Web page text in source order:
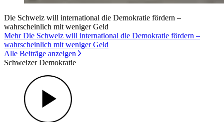
Die Schweiz will international die Demokratie fördern –
wahrscheinlich mit weniger Geld
Mehr Die Schweiz will international die Demokratie fördern –
wahrscheinlich mit weniger Geld
Alle Beiträge anzeigen
Schweizer Demokratie